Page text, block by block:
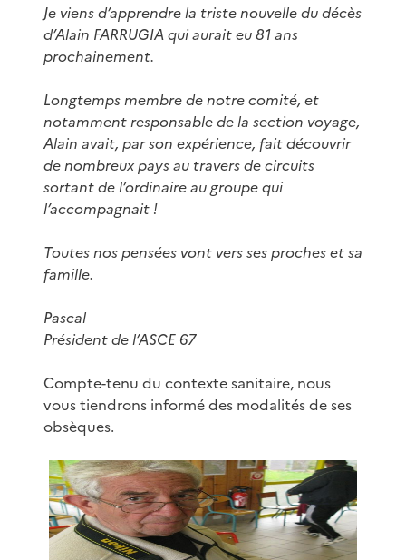
Je viens d’apprendre la triste nouvelle du décès
d’Alain FARRUGIA qui aurait eu 81 ans
prochainement.
Longtemps membre de notre comité, et
notamment responsable de la section voyage,
Alain avait, par son expérience, fait découvrir
de nombreux pays au travers de circuits
sortant de l’ordinaire au groupe qui
l’accompagnait !
Toutes nos pensées vont vers ses proches et sa
famille.
Pascal
Président de l’ASCE 67
Compte-tenu du contexte sanitaire, nous
vous tiendrons informé des modalités de ses
obsèques.